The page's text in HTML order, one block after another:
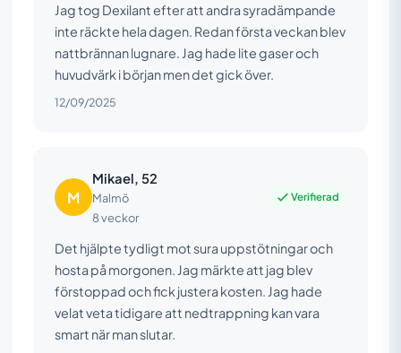
Jag tog Dexilant efter att andra syradämpande
inte räckte hela dagen. Redan första veckan blev
nattbrännan lugnare. Jag hade lite gaser och
huvudvärk i början men det gick över.
12/09/2025
M
Mikael, 52
Malmö
8 veckor
Verifierad
Det hjälpte tydligt mot sura uppstötningar och
hosta på morgonen. Jag märkte att jag blev
förstoppad och fick justera kosten. Jag hade
velat veta tidigare att nedtrappning kan vara
smart när man slutar.